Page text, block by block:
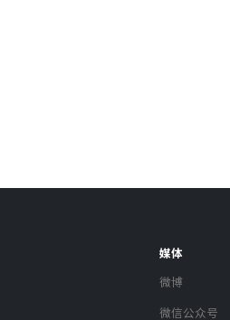
媒体
微博
微信公众号